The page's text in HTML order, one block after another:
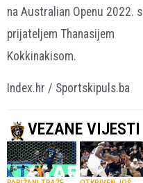
na Australian Openu 2022. s
prijateljem Thanasijem
Kokkinakisom.
Index.hr / Sportskipuls.ba
VEZANE VIJESTI